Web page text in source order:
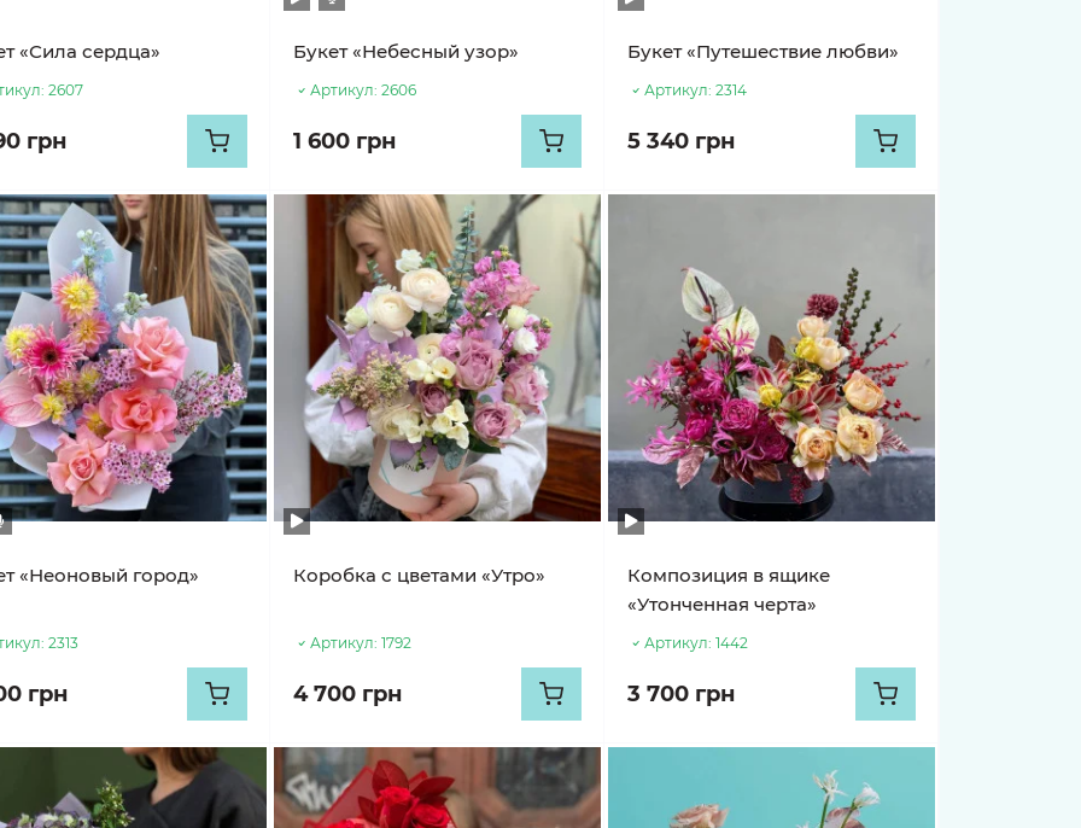
«Сила сердца»
2607
грн
Букет «Небесный узор»
Артикул: 2606
1 600 грн
Букет «Путешествие любви»
Артикул: 2314
5 340 грн
«Неоновый город»
2313
грн
Коробка с цветами «Утро»
Артикул: 1792
4 700 грн
Композиция в ящике
«Утонченная черта»
Артикул: 1442
3 700 грн